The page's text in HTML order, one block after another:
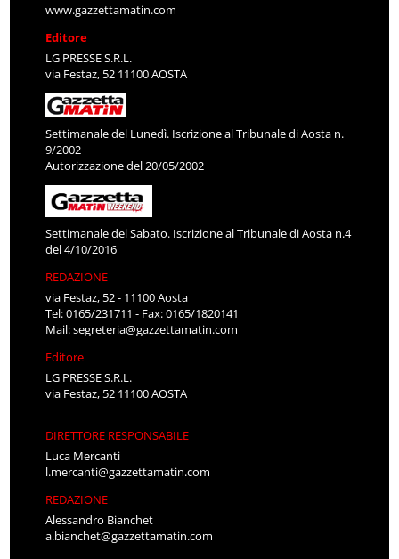
www.gazzettamatin.com
Editore
LG PRESSE S.R.L.
via Festaz, 52 11100 AOSTA
Settimanale del Lunedì. Iscrizione al Tribunale di Aosta n.
9/2002
Autorizzazione del 20/05/2002
Settimanale del Sabato. Iscrizione al Tribunale di Aosta n.4
del 4/10/2016
REDAZIONE
via Festaz, 52 - 11100 Aosta
Tel: 0165/231711 - Fax: 0165/1820141
Mail:segreteria@gazzettamatin.com
Editore
LG PRESSE S.R.L.
via Festaz, 52 11100 AOSTA
DIRETTORE RESPONSABILE
Luca Mercanti
l.mercanti@gazzettamatin.com
REDAZIONE
Alessandro Bianchet
a.bianchet@gazzettamatin.com